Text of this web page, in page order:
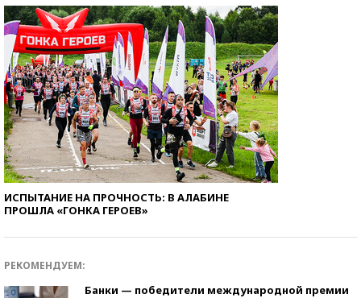
ИСПЫТАНИЕ НА ПРОЧНОСТЬ: В АЛАБИНЕ
ПРОШЛА «ГОНКА ГЕРОЕВ»
РЕКОМЕНДУЕМ:
Банки — победители международной премии